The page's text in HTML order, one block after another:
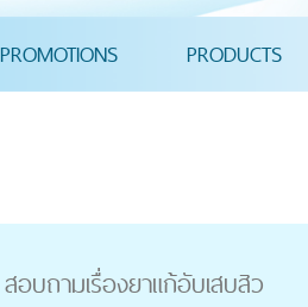
PROMOTIONS PRODUCTS
สอบถามเรื่องยาแก้อับเสบสิว